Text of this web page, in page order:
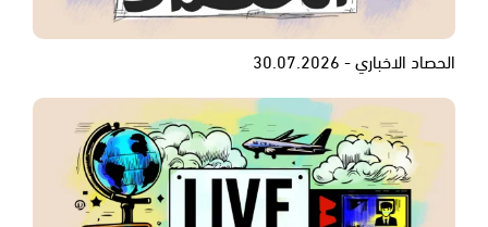
الحصاد الاخباري - 30.07.2026